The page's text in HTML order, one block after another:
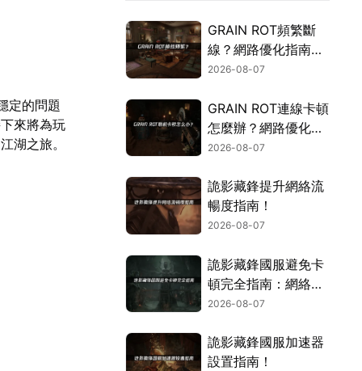
定的問題
來將為玩
湖之旅。
GRAIN ROT頻繁斷
線？網路優化指南一
次搞定！
2026-08-07
GRAIN ROT連線卡頓
怎麼辦？網路優化這
樣解決！
2026-08-07
詭影藏鋒提升網絡流
暢度指南！
2026-08-07
詭影藏鋒國服避免卡
頓完全指南：網絡優
化與解決技巧！
2026-08-07
詭影藏鋒國服加速器
設置指南！